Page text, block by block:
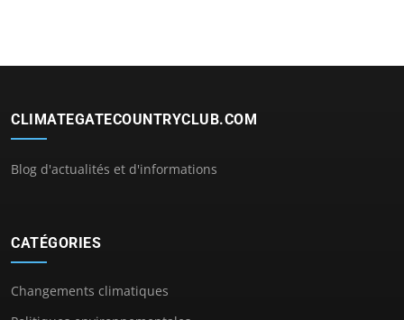
CLIMATEGATECOUNTRYCLUB.COM
Blog d'actualités et d'informations
CATÉGORIES
Changements climatiques